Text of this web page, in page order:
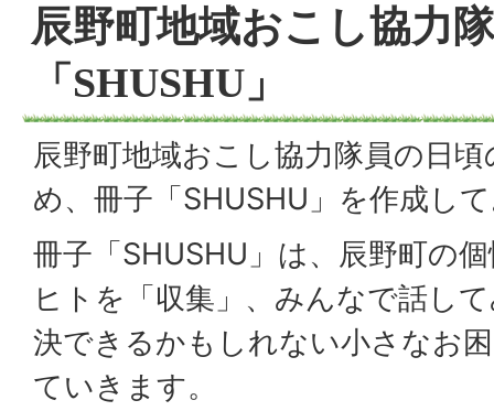
辰野町地域おこし協力
「SHUSHU」
辰野町地域おこし協力隊員の日
め、冊子「SHUSHU」を作成し
冊子「SHUSHU」は、辰野町の
ヒトを「収集」、みんなで話し
決できるかもしれない小さなお
ていきます。